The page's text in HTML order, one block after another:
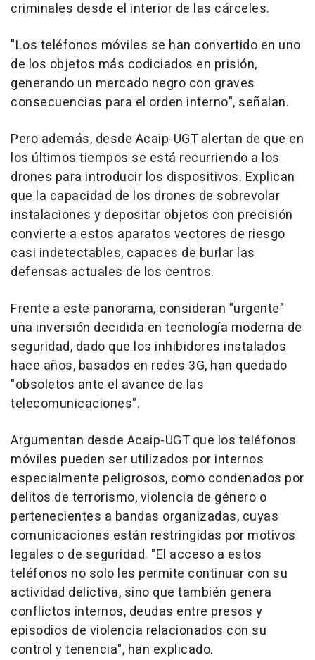
criminales desde el interior de las cárceles.
"Los teléfonos móviles se han convertido en uno
de los objetos más codiciados en prisión,
generando un mercado negro con graves
consecuencias para el orden interno", señalan.
Pero además, desde Acaip-UGT alertan de que en
los últimos tiempos se está recurriendo a los
drones para introducir los dispositivos. Explican
que la capacidad de los drones de sobrevolar
instalaciones y depositar objetos con precisión
convierte a estos aparatos vectores de riesgo
casi indetectables, capaces de burlar las
defensas actuales de los centros.
Frente a este panorama, consideran "urgente"
una inversión decidida en tecnología moderna de
seguridad, dado que los inhibidores instalados
hace años, basados en redes 3G, han quedado
"obsoletos ante el avance de las
telecomunicaciones".
Argumentan desde Acaip-UGT que los teléfonos
móviles pueden ser utilizados por internos
especialmente peligrosos, como condenados por
delitos de terrorismo, violencia de género o
pertenecientes a bandas organizadas, cuyas
comunicaciones están restringidas por motivos
legales o de seguridad. "El acceso a estos
teléfonos no solo les permite continuar con su
actividad delictiva, sino que también genera
conflictos internos, deudas entre presos y
episodios de violencia relacionados con su
control y tenencia", han explicado.